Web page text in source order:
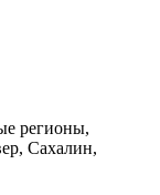
регионы,
Сахалин,